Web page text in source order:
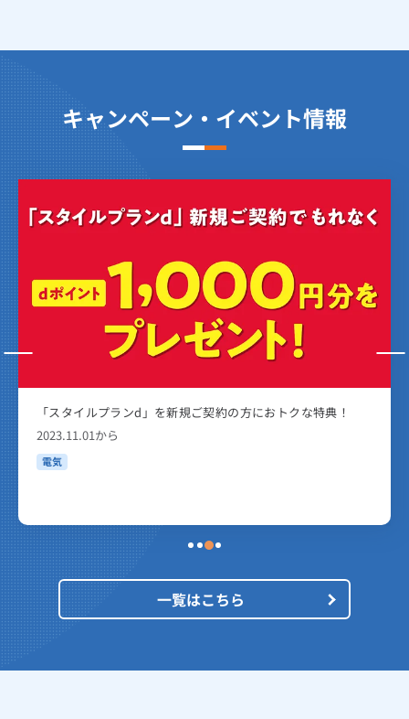
キャンペーン・イベント情報
「スタイルプランd」を新規ご契約の方におトクな特典！
2023.11.01から
電気
一覧はこちら